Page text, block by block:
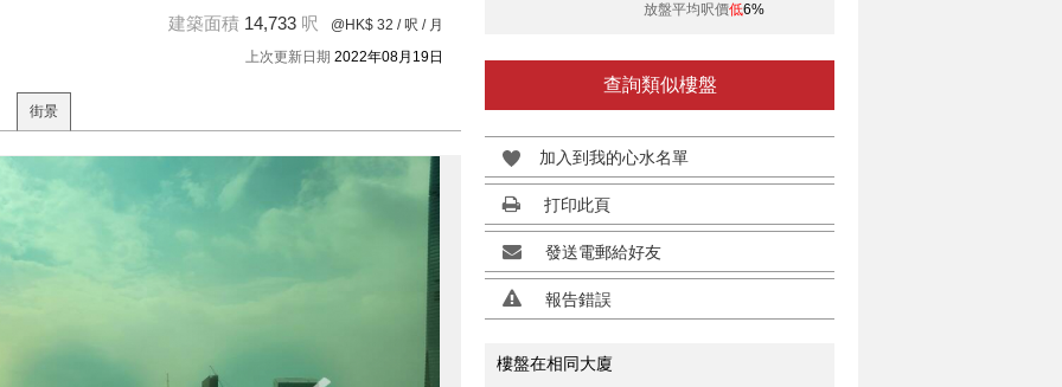
建築面積 14,733 呎 @HK$ 32 / 呎 / 月
上次更新日期 2022年08月19日
街景
放盤平均呎價低6%
查詢類似樓盤
加入到我的心水名單
打印此頁
發送電郵給好友
報告錯誤
樓盤在相同大廈